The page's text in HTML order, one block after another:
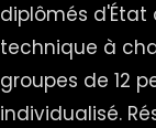
diplômés
technique à
groupes de 12
individualisé.